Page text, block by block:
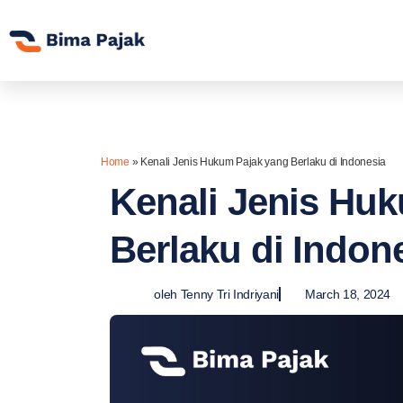
Home » Kenali Jenis Hukum Pajak yang Berlaku di Indonesia
Kenali Jenis
Berlaku di
oleh Tenny Tri Indriyani March 18, 2024